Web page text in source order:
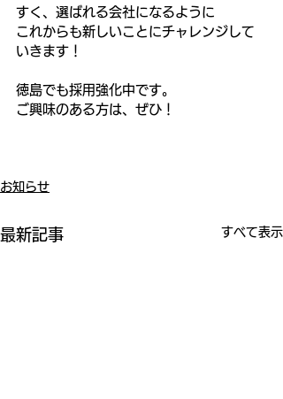
すく、選ばれる会社になるように
これからも新しいことにチャレンジして
いきます！
徳島でも採用強化中です。
ご興味のある方は、ぜひ！
お知らせ
最新記事 すべて表示